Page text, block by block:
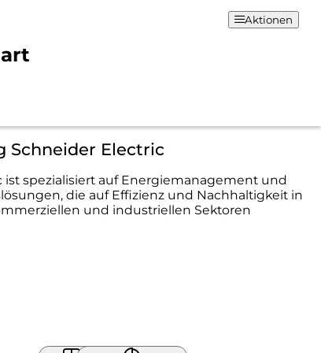
Aktionen
Schneider Electric
ist spezialisiert auf Energiemanagement und
die auf Effizienz und Nachhaltigkeit in
und industriellen Sektoren